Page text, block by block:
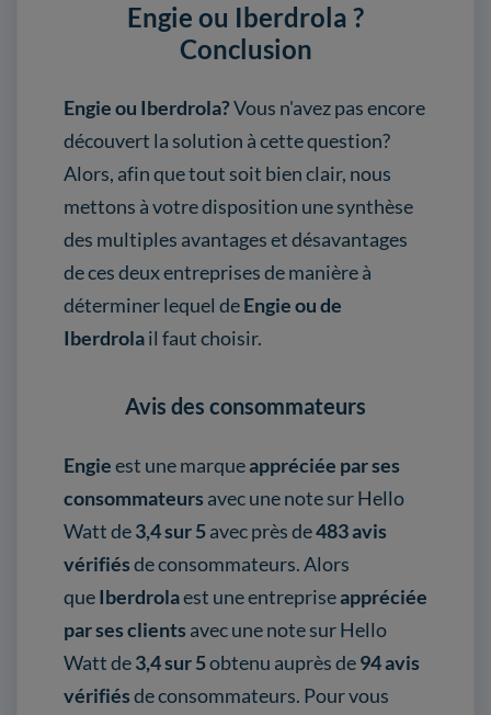
Engie ou Iberdrola ?
Conclusion
Engie ou Iberdrola?Vous n'avez pas encore
découvert la solution à cette question?
Alors, afin que tout soit bien clair, nous
mettons à votre disposition une synthèse
des multiples avantages et désavantages
de ces deux entreprises de manière à
déterminer lequel deEngie ou de
Iberdrolail faut choisir.
Avis des consommateurs
Engieest une marqueappréciée par ses
consommateurs avec une note sur Hello
Watt de3,4 sur 5avec près de483 avis
vérifiésde consommateurs. Alors
queIberdrolaest une entrepriseappréciée
par ses clients avec une note sur Hello
Watt de3,4 sur 5obtenu auprès de94 avis
vérifiésde consommateurs. Pour vous